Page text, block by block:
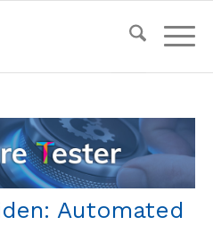
Automated